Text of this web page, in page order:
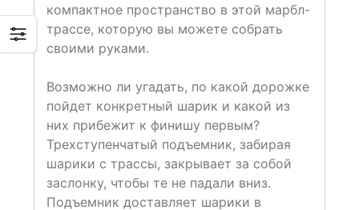
компактное пространство в этой марбл-
трассе, которую вы можете собрать
своими руками.
Возможно ли угадать, по какой дорожке
пойдет конкретный шарик и какой из
них прибежит к финишу первым?
Трехступенчатый подъемник, забирая
шарики с трассы, закрывает за собой
заслонку, чтобы те не падали вниз.
Подъемник доставляет шарики в